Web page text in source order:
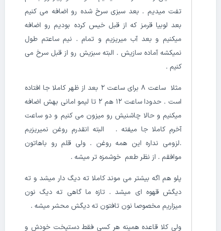
تفت میدیم . بعد سبزی سرخ شده رو اضافه می کنیم
بعد لوبیا قرمز که از قبل خیس کرده بودیم رو اضافه
میکنیم و بعد آب میریزیم و تمام . نیم ساعتم طول
نمیکشه آماده سازیش . البته سبزیش رو از قبل سرخ می
کنیم .
مثلا ساعت ۸ برای ساعت ۲ بعد از ظهر کاملا جا افتاده
است . حدودا ساعت ۱۲ هم ۲ تا لیمو امانی بهش اضافه
میکنیم و حالا چاشنیش رو میزون می کنیم و دو ساعت
آخرم کاملا جا میفته . البته انقدرم روغن نمیریزیم
.لزومی نداره این همه روغن . ولی قلم رو باهاتون
موافقم . از نظر طعم خوشمزه تر میشه .
پلو هم اگه بیشتر می موند کاملا ته دیگ دار میشد و ته
دیگش قهوه ای میشد . تازه ما گاهی ته دیگ نون
میزاریم مخصوصا نون تافتون ته دیگش محشر میشه .
ولی کلا قاعده همینه هر کسی فقط دستپخت خودش و